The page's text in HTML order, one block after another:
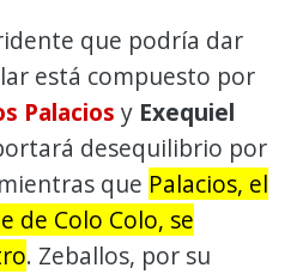
que podría dar
está compuesto por
Palacios y Exequiel
desequilibrio por
que Palacios, el
de Colo Colo, se
. Zeballos, por su